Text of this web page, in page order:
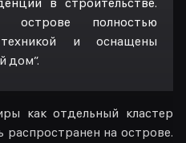
в строительстве.
острове полностью
и оснащены
дом”.
как отдельный кластер
на острове.